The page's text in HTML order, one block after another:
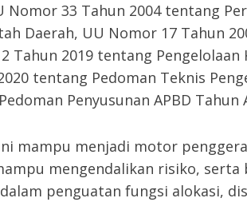
Nomor 33 Tahun 2004 tentang
Daerah, UU Nomor 17 Tahun
Tahun 2019 tentang Pengelolaan
tentang Pedoman Teknis
Penyusunan APBD Tahun
mampu menjadi motor
mengendalikan risiko, serta
penguatan fungsi alokasi,